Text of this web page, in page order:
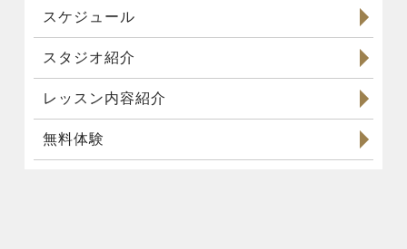
スケジュール
スタジオ紹介
レッスン内容紹介
無料体験